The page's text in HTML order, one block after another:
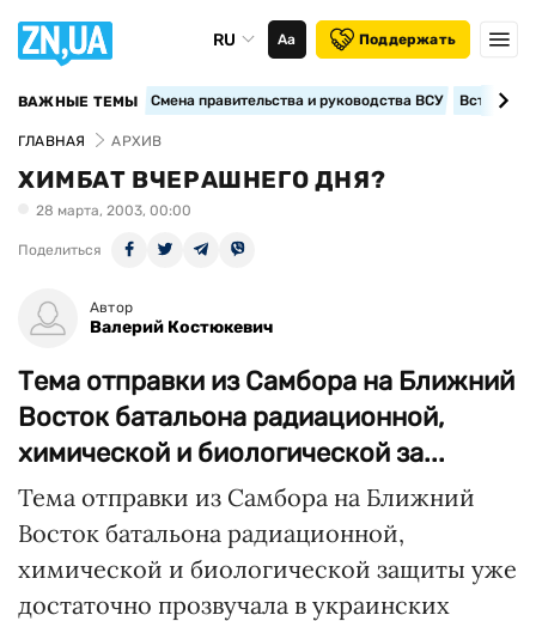
RU Аа Поддержать
ВАЖНЫЕ ТЕМЫ Смена правительства и руководства ВСУ
ГЛАВНАЯ АРХИВ
ХИМБАТ ВЧЕРАШНЕГО ДНЯ?
28 марта, 2003, 00:00
Поделиться
Автор
Валерий Костюкевич
Тема отправки из Самбора на Ближний
Восток батальона радиационной,
химической и биологической за...
Тема отправки из Самбора на Ближний
Восток батальона радиационной,
химической и биологической защиты уже
достаточно прозвучала в украинских